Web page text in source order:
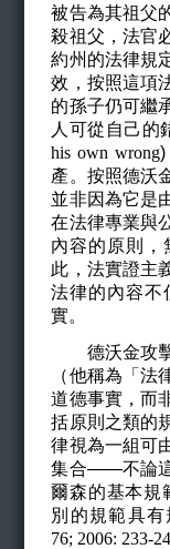
被告為其祖父
殺祖父，法官
約州的法律規
效，按照這項
的孫子仍可繼
人可從自己的
his own wrong)
產。按照德沃
並非因為它是
在法律專業與
內容的原則，
此，法實證主
法律的內容不
實。
德沃金攻擊
（他稱為「
道德事實，而
括原則之類的
律視為一組可
集合——不論
爾森的基本規
別的規範具
76; 2006: 233-